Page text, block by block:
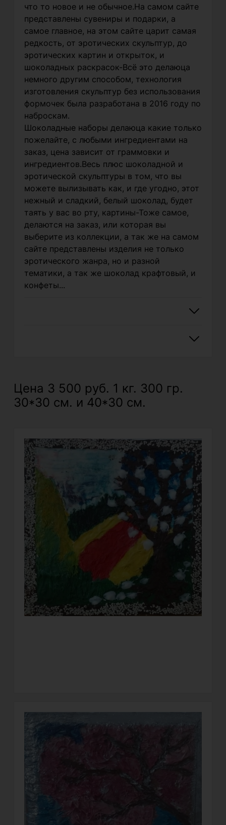
что то новое и не обычное.На самом сайте
представлены сувениры и подарки, а
самое главное, на этом сайте царит самая
редкость, от эротических скульптур, до
эротических картин и открыток, и
шоколадных раскрасок-Всё это делаюца
немного другим способом, технология
изготовления скульптур без использования
формочек была разработана в 2016 году по
наброскам.
Шоколадные наборы делаюца какие только
пожелайте, с любыми ингредиентами на
заказ, цена зависит от граммовки и
ингредиентов.Весь плюс шоколадной и
эротической скульптуры в том, что вы
можете вылизывать как, и где угодно, этот
нежный и сладкий, белый шоколад, будет
таять у вас во рту, картины-Тоже самое,
делаются на заказ, или которая вы
выберите из коллекции, а так же на самом
сайте представлены изделия не только
эротического жанра, но и разной
тематики, а так же шоколад крафтовый, и
конфеты...
Цена 3 500 руб. 1 кг. 300 гр.
30*30 см. и 40*30 см.